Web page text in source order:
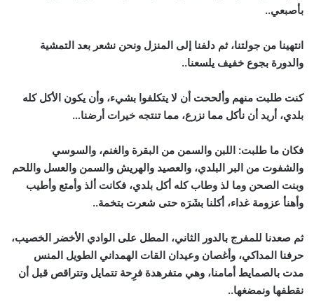
بأصبعي..
انتهينا من جولتنا، ثم دلفنا إلى المنزل ونحن نشعر بعد التمشية
والدورة بجوع خفيف يلسعنا..
كنت طلبت منهم وألححت أن لا يتكلفوا بشيء، وأن يكون الأكل كله
بلدي، أريد أن نأكل مما نزرع، مما تنتجه خيرات أرضنا…
فكان ما طلبت: اللبن والسمن من البقرة والغنم، والسوسي
والشفوت من البر البلدي، والعصيد والهريش والسمن والعسل واللحم
وبنت الصحن وما لذ وطاب كله أكل بلدي، فكانت ألذ وأمتع وأطيب
وأهنأ عزومة غداء، أكلنا بشَرَه حتى شعرت بتخمة..
ثم صعدنا للمفرج بالدور الثاني، المطل على الوادي الأخضر الخصيب،
حرفنا المداكي، وأغصان وعيدان القات الهمداني الطويل المنس
مدت بالصمايط أمامنا، وهي متفرهدة فرِحة تتمايل وتتراقص قبل أن
نقطفها ونمضغها..